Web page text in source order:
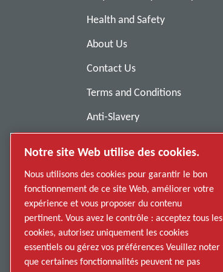
Health and Safety
About Us
Contact Us
Terms and Conditions
Anti-Slavery
Suppliers
Accessibility
Notre site Web utilise des cookies.
Nous utilisons des cookies pour garantir le bon
fonctionnement de ce site Web, améliorer votre
expérience et vous proposer du contenu
pertinent. Vous avez le contrôle : acceptez tous les
cookies, autorisez uniquement les cookies
essentiels ou gérez vos préférences Veuillez noter
que certaines fonctionnalités peuvent ne pas